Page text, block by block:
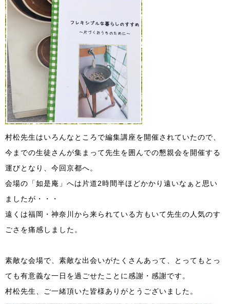
村松先生はいろんなところで編集講座を開催されていたので、
今までの生徒さんが集まって先生を囲んでの懇親会を開催する
運びとなり、今回京都へ。
会場の「如是庵」へは片道2時間半ほどかかり遠いなぁと思い
ましたが・・・
遠くは福岡・神奈川から来られている方もいて先生の人気のす
ごさを痛感しました。
素敵な会場で、素敵な出会いがたくさんあって、とってもとっ
ても有意義な一日を過ごせたことに感謝・感謝です。
村松先生、ご一緒頂いた皆様ありがとうございました。